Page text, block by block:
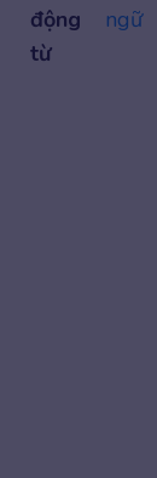
động
từ
ngữ